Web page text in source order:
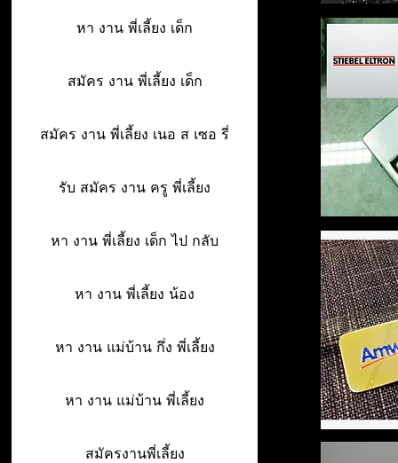
หา งาน พี่เลี้ยง เด็ก
สมัคร งาน พี่เลี้ยง เด็ก
สมัคร งาน พี่เลี้ยง เนอ ส เซอ รี่
รับ สมัคร งาน ครู พี่เลี้ยง
หา งาน พี่เลี้ยง เด็ก ไป กลับ
หา งาน พี่เลี้ยง น้อง
หา งาน แม่บ้าน กึ่ง พี่เลี้ยง
หา งาน แม่บ้าน พี่เลี้ยง
สมัครงานพี่เลี้ยง